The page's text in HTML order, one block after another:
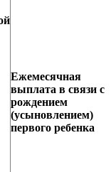
Ежемесячная
выплата в связи с
рождением
(усыновлением)
первого ребенка